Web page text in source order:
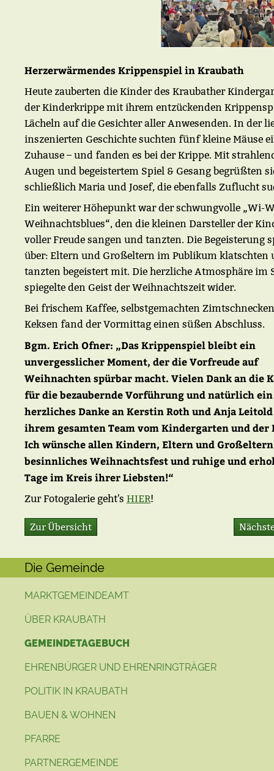
Herzerwärmendes Krippenspiel in Kraubath
Heute zauberten die Kinder des Kraubather
der Kinderkrippe mit ihrem entzückenden
Lächeln auf die Gesichter aller Anwesenden. In der
inszenierten Geschichte suchten fünf kleine Mäuse
Zuhause – und fanden es bei der Krippe. Mit
Augen und begeistertem Spiel & Gesang begrüßten
schließlich Maria und Josef, die ebenfalls Zuflucht
Ein weiterer Höhepunkt war der schwungvolle „Wi-
Weihnachtsblues“, den die kleinen Darsteller der
voller Freude sangen und tanzten. Die Begeisterung
über: Eltern und Großeltern im Publikum klatschten
tanzten begeistert mit. Die herzliche Atmosphäre im
spiegelte den Geist der Weihnachtszeit wider.
Bei frischem Kaffee, selbstgemachten
Keksen fand der Vormittag einen süßen Abschluss.
Bgm. Erich Ofner: „Das Krippenspiel bleibt ein
unvergesslicher Moment, der die Vorfreude auf
Weihnachten spürbar macht. Vielen Dank an die
für die bezaubernde Vorführung und natürlich ein
herzliches Danke an Kerstin Roth und Anja
ihrem gesamten Team vom Kindergarten und der
Ich wünsche allen Kindern, Eltern und
besinnliches Weihnachtsfest und ruhige und
Tage im Kreis ihrer Liebsten!“
Zur Fotogalerie geht's HIER!
Zur Übersicht
Die Gemeinde
MARKTGEMEINDEAMT
ÜBER KRAUBATH
GEMEINDETAGEBUCH
EHRENBÜRGER UND EHRENRINGTRÄGER
POLITIK IN KRAUBATH
BAUEN & WOHNEN
PFARRE
PARTNERGEMEINDE